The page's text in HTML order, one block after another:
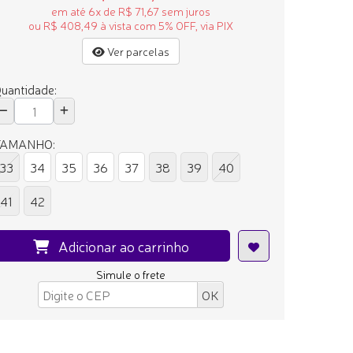
em até 6x de R$ 71,67 sem juros
ou R$ 408,49 à vista com 5% OFF, via PIX
Ver parcelas
33
34 35 36 37 38 39
40
41
42
Adicionar ao carrinho
Simule o frete